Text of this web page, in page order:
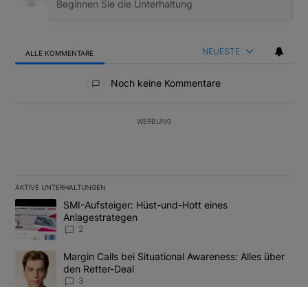
ALLE KOMMENTARE NEUESTE
Noch keine Kommentare
WERBUNG
AKTIVE UNTERHALTUNGEN
Das Folgende ist eine Liste der am meisten kommentierten
Ein Trendartikel mit dem Titel "SMI-Aufsteiger: Hüst-und-Hott
SMI-Aufsteiger: Hüst-und-Hott eines
Anlagestrategen
2
Ein Trendartikel mit dem Titel "Margin Calls bei Situational
Margin Calls bei Situational Awareness: Alles über
den Retter-Deal
3